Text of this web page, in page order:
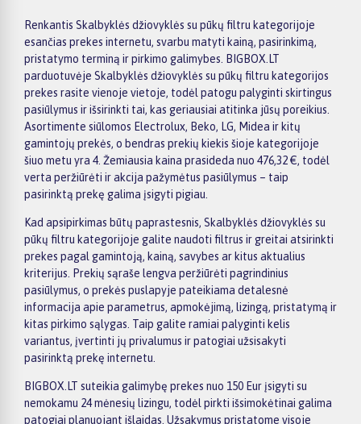
Renkantis Skalbyklės džiovyklės su pūkų filtru kategorijoje
esančias prekes internetu, svarbu matyti kainą, pasirinkimą,
pristatymo terminą ir pirkimo galimybes. BIGBOX.LT
parduotuvėje Skalbyklės džiovyklės su pūkų filtru kategorijos
prekes rasite vienoje vietoje, todėl patogu palyginti skirtingus
pasiūlymus ir išsirinkti tai, kas geriausiai atitinka jūsų poreikius.
Asortimente siūlomos Electrolux, Beko, LG, Midea ir kitų
gamintojų prekės, o bendras prekių kiekis šioje kategorijoje
šiuo metu yra 4. Žemiausia kaina prasideda nuo 476,32 €, todėl
verta peržiūrėti ir akcija pažymėtus pasiūlymus – taip
pasirinktą prekę galima įsigyti pigiau.
Kad apsipirkimas būtų paprastesnis, Skalbyklės džiovyklės su
pūkų filtru kategorijoje galite naudoti filtrus ir greitai atsirinkti
prekes pagal gamintoją, kainą, savybes ar kitus aktualius
kriterijus. Prekių sąraše lengva peržiūrėti pagrindinius
pasiūlymus, o prekės puslapyje pateikiama detalesnė
informacija apie parametrus, apmokėjimą, lizingą, pristatymą ir
kitas pirkimo sąlygas. Taip galite ramiai palyginti kelis
variantus, įvertinti jų privalumus ir patogiai užsisakyti
pasirinktą prekę internetu.
BIGBOX.LT suteikia galimybę prekes nuo 150 Eur įsigyti su
nemokamu 24 mėnesių lizingu, todėl pirkti išsimokėtinai galima
patogiai planuojant išlaidas. Užsakymus pristatome visoje